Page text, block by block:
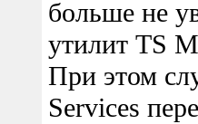
больше не
утилит TS
При этом
Services